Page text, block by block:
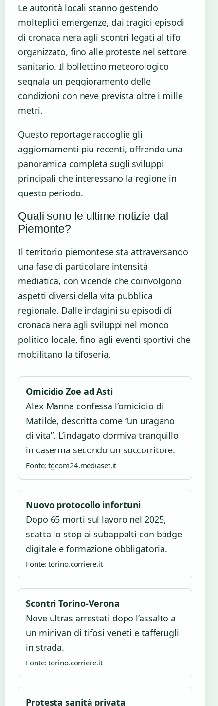
Le autorità locali stanno gestendo
molteplici emergenze, dai tragici episodi
di cronaca nera agli scontri legati al tifo
organizzato, fino alle proteste nel settore
sanitario. Il bollettino meteorologico
segnala un peggioramento delle
condizioni con neve prevista oltre i mille
metri.
Questo reportage raccoglie gli
aggiornamenti più recenti, offrendo una
panoramica completa sugli sviluppi
principali che interessano la regione in
questo periodo.
Quali sono le ultime notizie dal
Piemonte?
Il territorio piemontese sta attraversando
una fase di particolare intensità
mediatica, con vicende che coinvolgono
aspetti diversi della vita pubblica
regionale. Dalle indagini su episodi di
cronaca nera agli sviluppi nel mondo
politico locale, fino agli eventi sportivi che
mobilitano la tifoseria.
Omicidio Zoe ad Asti
Alex Manna confessa l’omicidio di
Matilde, descritta come “un uragano
di vita”. L’indagato dormiva tranquillo
in caserma secondo un soccorritore.
Fonte: tgcom24.mediaset.it
Nuovo protocollo infortuni
Dopo 65 morti sul lavoro nel 2025,
scatta lo stop ai subappalti con badge
digitale e formazione obbligatoria.
Fonte: torino.corriere.it
Scontri Torino-Verona
Nove ultras arrestati dopo l’assalto a
un minivan di tifosi veneti e tafferugli
in strada.
Fonte: torino.corriere.it
Protesta sanità privata